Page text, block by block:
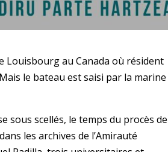
Louisbourg au Canada où résident
le bateau est saisi par la marine
sous scellés, le temps du procès de
les archives de l’Amirauté